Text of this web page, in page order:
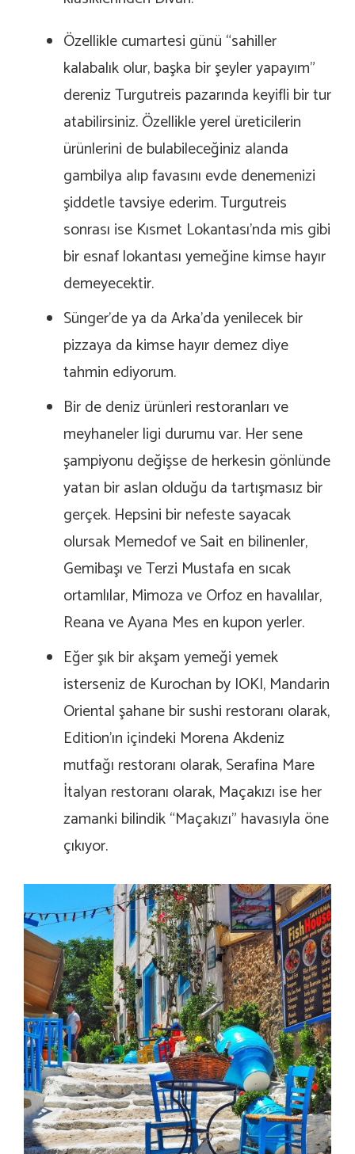
Özellikle cumartesi günü “sahiller
kalabalık olur, başka bir şeyler yapayım”
dereniz Turgutreis pazarında keyifli bir tur
atabilirsiniz. Özellikle yerel üreticilerin
ürünlerini de bulabileceğiniz alanda
gambilya alıp favasını evde denemenizi
şiddetle tavsiye ederim. Turgutreis
sonrası ise Kısmet Lokantası’nda mis gibi
bir esnaf lokantası yemeğine kimse hayır
demeyecektir.
Sünger’de ya da Arka’da yenilecek bir
pizzaya da kimse hayır demez diye
tahmin ediyorum.
Bir de deniz ürünleri restoranları ve
meyhaneler ligi durumu var. Her sene
şampiyonu değişse de herkesin gönlünde
yatan bir aslan olduğu da tartışmasız bir
gerçek. Hepsini bir nefeste sayacak
olursak Memedof ve Sait en bilinenler,
Gemibaşı ve Terzi Mustafa en sıcak
ortamlılar, Mimoza ve Orfoz en havalılar,
Reana ve Ayana Mes en kupon yerler.
Eğer şık bir akşam yemeği yemek
isterseniz de Kurochan by IOKI, Mandarin
Oriental şahane bir sushi restoranı olarak,
Edition’ın içindeki Morena Akdeniz
mutfağı restoranı olarak, Serafina Mare
İtalyan restoranı olarak, Maçakızı ise her
zamanki bilindik “Maçakızı” havasıyla öne
çıkıyor.